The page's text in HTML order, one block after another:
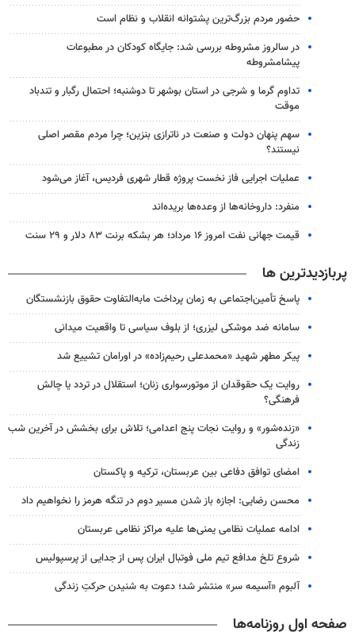
حضور مردم بزرگ‌ترین پشتوانه انقلاب و نظام است
در سالروز مشروطه بررسی شد: جایگاه کودکان در مطبوعات
پیشامشروطه
تداوم گرما و شرجی در استان بوشهر تا دوشنبه؛ احتمال رگبار و تندباد
موقت
سهم پنهان دولت و صنعت در ناترازی بنزین؛ چرا مردم مقصر اصلی
نیستند؟
عملیات اجرایی فاز نخست پروژه قطار شهری فردیس، آغاز می‌شود
منفرد: داروخانه‌ها از وعده‌ها بریده‌اند
قیمت جهانی نفت امروز ۱۶ مرداد؛ هر بشکه برنت ۸۳ دلار و ۲۹ سنت
پربازدیدترین ها
پاسخ تأمین‌اجتماعی به زمان پرداخت مابه‌التفاوت حقوق بازنشستگان
سامانه ضد موشکی لیزری؛ از بلوف سیاسی تا واقعیت میدانی
پیکر مطهر شهید «محمدعلی رحیم‌زاده» در اورامان تشییع شد
روایت یک حقوقدان از موتورسواری زنان؛ استقلال در تردد یا چالش
فرهنگی؟
«زنده‌شور» و روایت نجات پنج اعدامی؛ تلاش برای بخشش در آخرین شب
زندگی
امضای توافق دفاعی بین عربستان، ترکیه و پاکستان
محسن رضایی: اجازه باز شدن مسیر دوم در تنگه هرمز را نخواهیم داد
ادامه عملیات نظامی یمنی‌ها علیه مراکز نظامی عربستان
شروع تلخ مدافع تیم ملی فوتبال ایران پس از جدایی از پرسپولیس
آلبوم «آسیمه سر» منتشر شد؛ دعوت به شنیدن حرکتِ زندگی
صفحه اول روزنامه‌ها